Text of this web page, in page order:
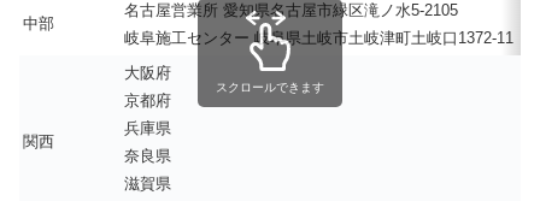
中部
名古屋営業所 愛知県名古屋市緑区滝ノ水5-2105
岐阜施工センター 岐阜県土岐市土岐津町土岐口1372-11
関西
大阪府
京都府
兵庫県
奈良県
滋賀県
スクロールできます